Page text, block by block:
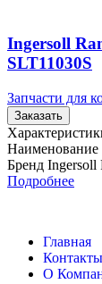
Ingersoll
SLT11030S
Запчасти для
Заказать
Наименование
Бренд
Подробнее
Главная
Контакты
О